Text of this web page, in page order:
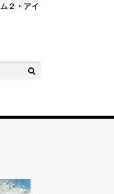
２・アイ